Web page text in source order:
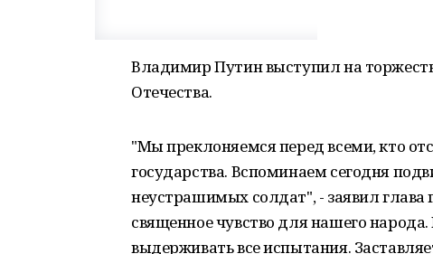
Владимир Путин выступил на
Отечества.
"Мы преклоняемся перед всеми, кто
государства. Вспоминаем сегодня
неустрашимых солдат", - заявил глава
священное чувство для нашего
выдерживать все испытания.